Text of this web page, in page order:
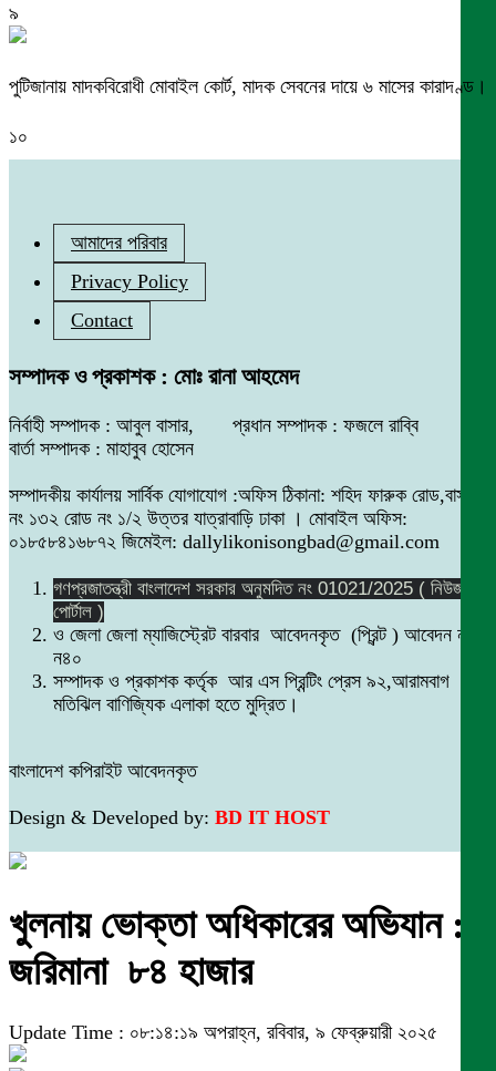
৯
পুটিজানায় মাদকবিরোধী মোবাইল কোর্ট, মাদক সেবনের দায়ে ৬ মাসের কারাদণ্ড।
১০
আমাদের পরিবার
Privacy Policy
Contact
সম্পাদক ও প্রকাশক : মোঃ রানা আহমেদ
নির্বাহী সম্পাদক : আবুল বাসার, প্রধান সম্পাদক : ফজলে রাব্বি
বার্তা সম্পাদক : মাহাবুব হোসেন
সম্পাদকীয় কার্যালয় সার্বিক যোগাযোগ :অফিস ঠিকানা: শহিদ ফারুক রোড,বাসা
নং ১৩২ রোড নং ১/২ উত্তর যাত্রাবাড়ি ঢাকা । মোবাইল অফিস:
০১৮৫৮৪১৬৮৭২ জিমেইল: dallylikonisongbad@gmail.com
গণপ্রজাতন্ত্রী বাংলাদেশ সরকার অনুমদিত নং 01021/2025 ( নিউজ
পোর্টাল )
ও জেলা জেলা ম্যাজিস্ট্রেট বারবার আবেদনকৃত (প্রিন্ট ) আবেদন নং
ন৪০
সম্পাদক ও প্রকাশক কর্তৃক আর এস প্রিন্টিং প্রেস ৯২,আরামবাগ
মতিঝিল বাণিজ্যিক এলাকা হতে মুদ্রিত।
বাংলাদেশ কপিরাইট আবেদনকৃত
Design & Developed by: BD IT HOST
খুলনায় ভোক্তা অধিকারের অভিযান :
জরিমানা ৮৪ হাজার
Update Time : ০৮:১৪:১৯ অপরাহ্ন, রবিবার, ৯ ফেব্রুয়ারী ২০২৫